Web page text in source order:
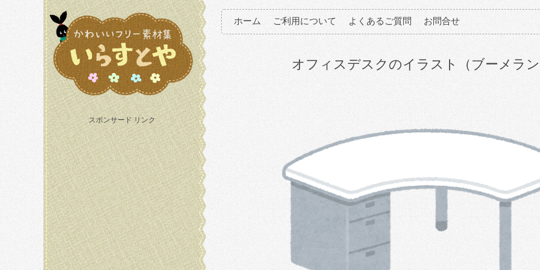
スポンサード リンク
ホーム ご利用について よくあるご質問 お問合せ
オフィスデスクのイラスト（ブーメラ